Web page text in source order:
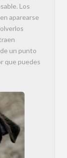
Los
aparearse
un punto
que puedes